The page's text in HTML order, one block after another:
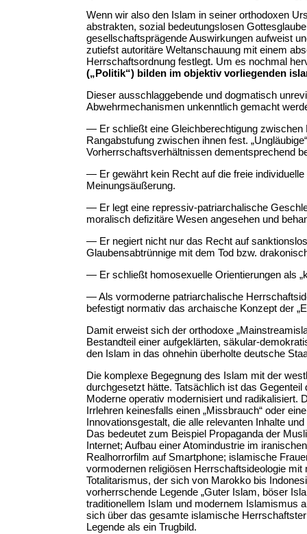
Wenn wir also den Islam in seiner orthodoxen
abstrakten, sozial bedeutungslosen
gesellschaftsprägende Auswirkungen aufweist
zutiefst autoritäre Weltanschauung mit einem
Herrschaftsordnung festlegt. Um es nochmal
(„Politik“) bilden im objektiv vorliegenden
Dieser ausschlaggebende und dogmatisch
Abwehrmechanismen unkenntlich gemacht
— Er schließt eine Gleichberechtigung zwischen
Rangabstufung zwischen ihnen fest.
Vorherrschaftsverhältnissen dementsprechend
— Er gewährt kein Recht auf die freie
Meinungsäußerung.
— Er legt eine repressiv-patriarchalische
moralisch defizitäre Wesen angesehen und
— Er negiert nicht nur das Recht auf
Glaubensabtrünnige mit dem Tod bzw.
— Er schließt homosexuelle Orientierungen als
— Als vormoderne patriarchalische
befestigt normativ das archaische Konzept der
Damit erweist sich der orthodoxe
Bestandteil einer aufgeklärten, säkular-
den Islam in das ohnehin überholte deutsche
Die komplexe Begegnung des Islam mit der
durchgesetzt hätte. Tatsächlich ist das
Moderne operativ modernisiert und radikalisiert.
Irrlehren keinesfalls einen „Missbrauch“ oder
Innovationsgestalt, die alle relevanten Inhalte
Das bedeutet zum Beispiel Propaganda der
Internet; Aufbau einer Atomindustrie im
Realhorrorfilm auf Smartphone; islamische
vormodernen religiösen Herrschaftsideologie
Totalitarismus, der sich von Marokko bis
vorherrschende Legende „Guter Islam, böser
traditionellem Islam und modernem Islamismus
sich über das gesamte islamische
Legende als ein Trugbild.